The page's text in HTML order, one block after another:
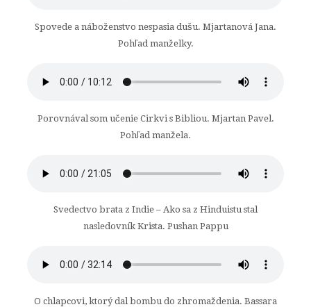
Spovede a náboženstvo nespasia dušu. Mjartanová Jana.
Pohľad manželky.
Porovnával som učenie Cirkvi s Bibliou. Mjartan Pavel.
Pohľad manžela.
Svedectvo brata z Indie – Ako sa z Hinduistu stal
nasledovník Krista. Pushan Pappu
O chlapcovi, ktorý dal bombu do zhromaždenia. Bassara